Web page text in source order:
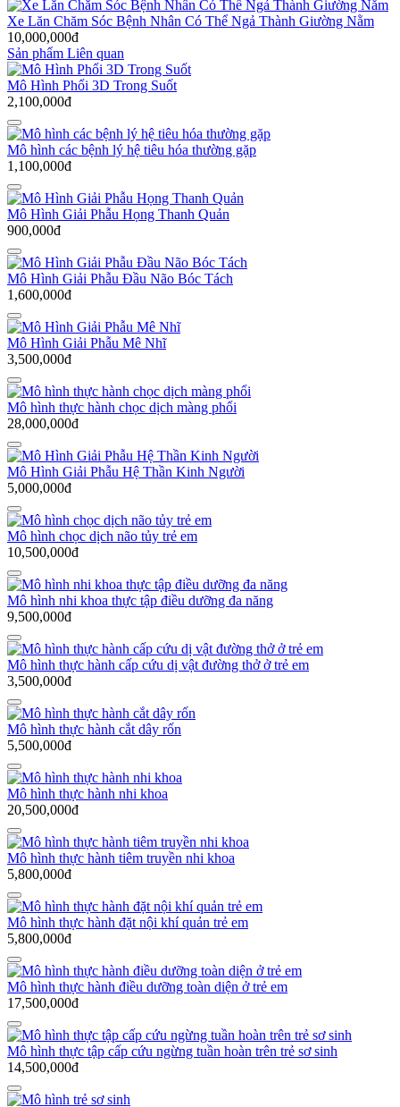
Xe Lăn Chăm Sóc Bệnh Nhân Có Thể Ngả Thành Giường Nằm
10,000,000đ
Sản phẩm Liên quan
Mô Hình Phổi 3D Trong Suốt
2,100,000đ
Mô hình các bệnh lý hệ tiêu hóa thường gặp
1,100,000đ
Mô Hình Giải Phẫu Họng Thanh Quản
900,000đ
Mô Hình Giải Phẫu Đầu Não Bóc Tách
1,600,000đ
Mô Hình Giải Phẫu Mê Nhĩ
3,500,000đ
Mô hình thực hành chọc dịch màng phổi
28,000,000đ
Mô Hình Giải Phẫu Hệ Thần Kinh Người
5,000,000đ
Mô hình chọc dịch não tủy trẻ em
10,500,000đ
Mô hình nhi khoa thực tập điều dưỡng đa năng
9,500,000đ
Mô hình thực hành cấp cứu dị vật đường thở ở trẻ em
3,500,000đ
Mô hình thực hành cắt dây rốn
5,500,000đ
Mô hình thực hành nhi khoa
20,500,000đ
Mô hình thực hành tiêm truyền nhi khoa
5,800,000đ
Mô hình thực hành đặt nội khí quản trẻ em
5,800,000đ
Mô hình thực hành điều dưỡng toàn diện ở trẻ em
17,500,000đ
Mô hình thực tập cấp cứu ngừng tuần hoàn trên trẻ sơ sinh
14,500,000đ